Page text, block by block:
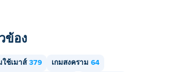
ข้อง
ใช้เมาส์ 379 เกมสงคราม 64